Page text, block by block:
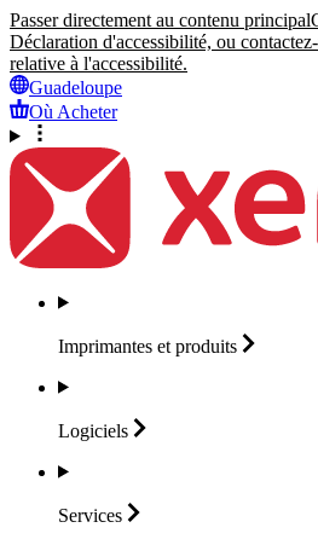
Passer directement au contenu principal
Déclaration d'accessibilité, ou
relative à l'accessibilité.
Guadeloupe
Où Acheter
Imprimantes et produits
Logiciels
Services